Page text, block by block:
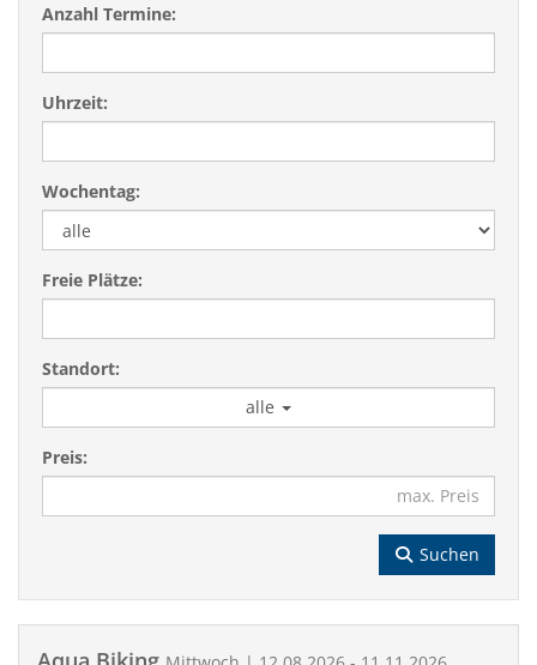
Anzahl Termine:
Uhrzeit:
Wochentag:
Freie Plätze:
Standort:
alle
Preis:
Suchen